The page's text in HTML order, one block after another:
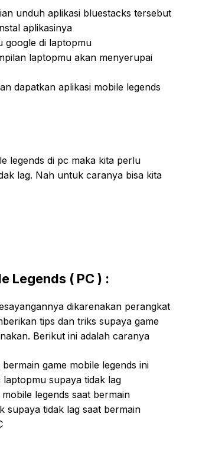
unduh aplikasi bluestacks tersebut
aplikasinya
google di laptopmu
laptopmu akan menyerupai
dapatkan aplikasi mobile legends
legends di pc maka kita perlu
lag. Nah untuk caranya bisa kita
Legends ( PC ) :
dikarenakan perangkat
tips dan triks supaya game
Berikut ini adalah caranya
game mobile legends ini
laptopmu supaya tidak lag
legends saat bermain
supaya tidak lag saat bermain